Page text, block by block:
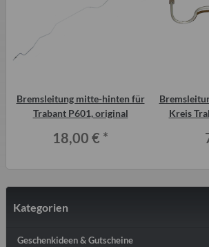
Bremsleitung mitte-hinten für
Trabant P601, original
18,00 € *
Kreis
Kategorien
Geschenkideen & Gutscheine